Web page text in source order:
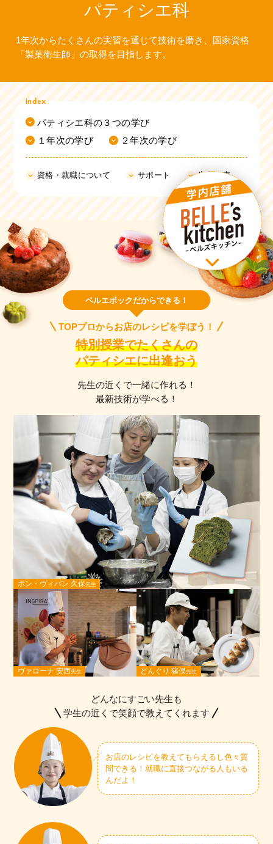
パティシエ科
1年次からたくさんの実習を通じて技術を磨き、国家資格
「製菓衛生師」の取得を目指します。
index
パティシエ科の３つの学び
１年次の学び
２年次の学び
資格・就職について サポート 先輩の声
ベルエポックだからできる！
TOPプロからお店のレシピを学ぼう！
特別授業でたくさんの
パティシエに出逢おう
先生の近くで一緒に作れる！
最新技術が学べる！
ボン・ヴィバン 久保先生
ヴァローナ 安西先生 どんぐり 猪俣先生
どんなにすごい先生も
学生の近くで笑顔で教えてくれます
お店のレシピを教えてもらえるし色々質
問できる！就職に直接つながる人もいる
んだよ！